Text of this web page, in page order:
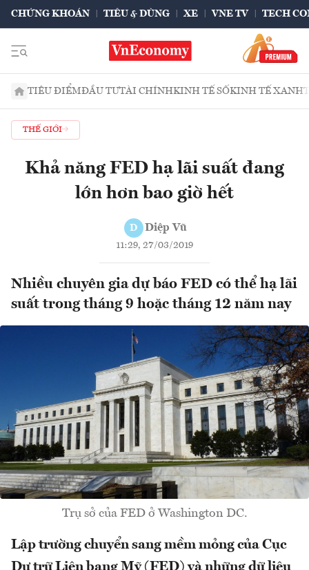
CHỨNG KHOÁN TIÊU & DÙNG XE VNE TV TECH
TIÊU ĐIỂMĐẦU TƯTÀI CHÍNHKINH TẾ SỐKINH TẾ XANH
THẾ GIỚI
Khả năng FED hạ lãi suất đang
lớn hơn bao giờ hết
D Diệp Vũ
11:29, 27/03/2019
Nhiều chuyên gia dự báo FED có thể hạ lãi
suất trong tháng 9 hoặc tháng 12 năm nay
Trụ sở của FED ở Washington DC.
Lập trường chuyển sang mềm mỏng của Cục